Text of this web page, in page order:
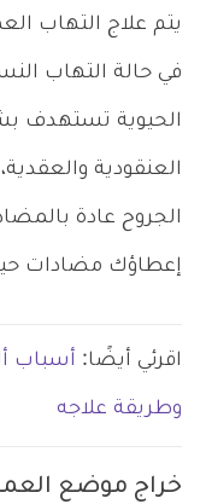
يتم علاج التهاب
الحيوية تستهدف
العنقودية
الجروح عادة
إعطاؤك مضادات
اقرئي أيضًا: أسباب
وطريقة علاجه
خراج موضع